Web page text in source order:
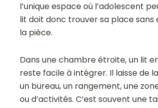
l’unique espace où l’adolescent
lit doit donc trouver sa place
la pièce.
Dans une chambre étroite, un lit
reste facile à intégrer. Il laisse de
un bureau, un rangement, une
ou d’activités. C’est souvent une